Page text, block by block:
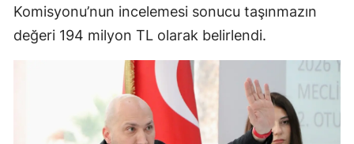
Komisyonu’nun incelemesi sonucu taşınmazın
değeri 194 milyon TL olarak belirlendi.